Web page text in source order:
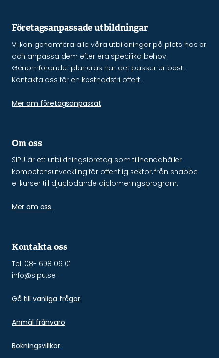
Företagsanpassade utbildningar
Vi kan genomföra alla våra utbildningar på plats hos er
och anpassa dem efter era specifika behov.
Genomförandet planeras när det passar er bäst.
Kontakta oss för en kostnadsfri offert.
Mer om företagsanpassat
Om oss
SIPU är ett utbildningsföretag som tillhandahåller
kompetensutveckling för offentlig sektor, från snabba
e-kurser till djuplodande diplomeringsprogram.
Mer om oss
Kontakta oss
Tel. 08- 698 06 01
info@sipu.se
Gå till vanliga frågor
Anmäl frånvaro
Bokningsvillkor